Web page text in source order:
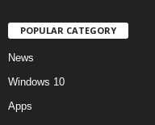
POPULAR CATEGORY
News
Windows 10
Apps